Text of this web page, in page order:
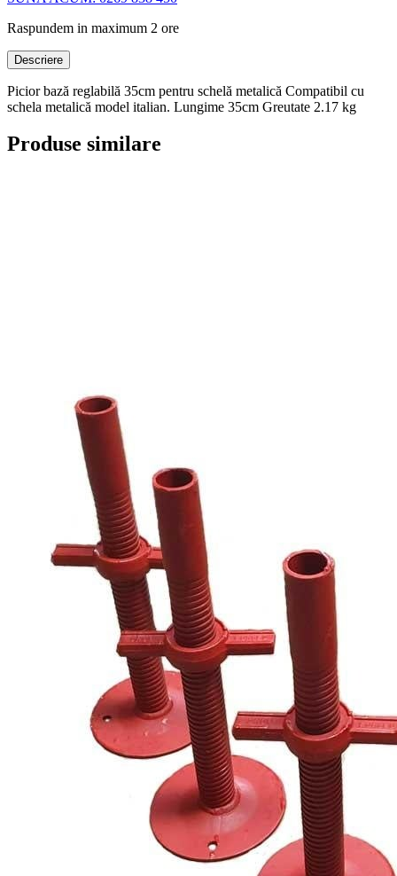
Raspundem in maximum 2 ore
Descriere
Picior bază reglabilă 35cm pentru schelă metalică Compatibil cu
schela metalică model italian. Lungime 35cm Greutate 2.17 kg
Produse similare